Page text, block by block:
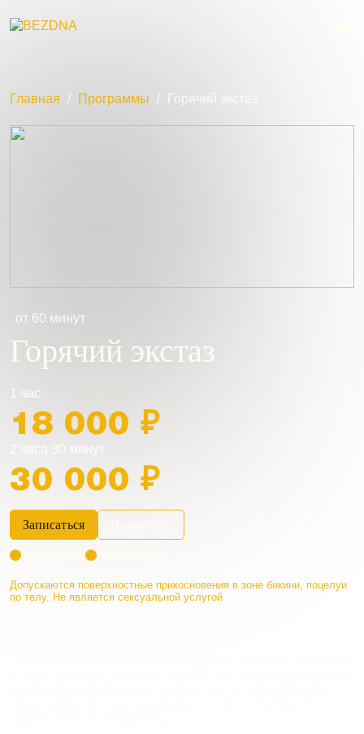
Главная / Программы / Горячий экстаз
от 60 минут
Горячий экстаз
1 час
18 000 ₽
2 часа 30 минут
30 000 ₽
Записаться
Допускаются поверхностные прикосновения в зоне бикини, поцелуи
по телу. Не является сексуальной услугой